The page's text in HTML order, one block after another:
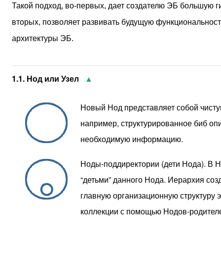
Такой подход, во-первых, дает создателю ЭБ большую
вторых, позволяет развивать будущую
архитектуры ЭБ.
1.1. Нод или Узел ▲
Новый Нод представляет собой
например, структурированное биб
необходимую информацию.
Ноды-поддиректории (дети Нода). В
“детьми” данного Нода. Иерархия
главную организационную структуру
коллекции с помощью Нодов-